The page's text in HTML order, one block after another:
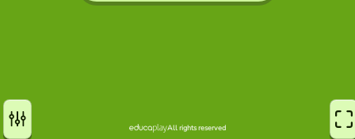
All rights reserved